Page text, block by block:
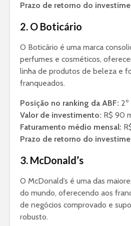
Prazo de retorno do
2. O Boticário
O Boticário é uma marca
perfumes e cosméticos,
linha de produtos de beleza e
franqueados.
Posição no ranking da ABF:
Valor de investimento: R$ 90
Faturamento médio mensal:
Prazo de retorno do
3. McDonald’s
O McDonald’s é uma das
do mundo, oferecendo aos
de negócios comprovado e
robusto.